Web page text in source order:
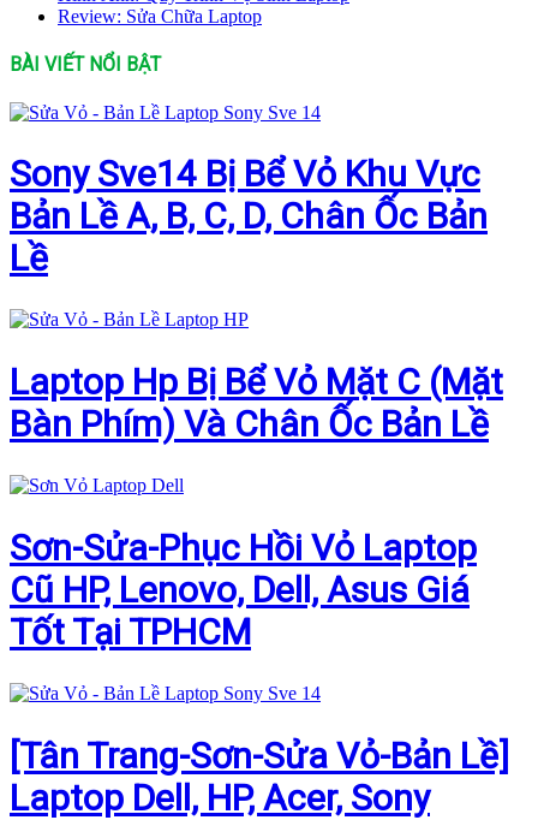
Review: Sửa Chữa Laptop
BÀI VIẾT NỔI BẬT
Sony Sve14 Bị Bể Vỏ Khu Vực
Bản Lề A, B, C, D, Chân Ốc Bản
Lề
Laptop Hp Bị Bể Vỏ Mặt C (Mặt
Bàn Phím) Và Chân Ốc Bản Lề
Sơn-Sửa-Phục Hồi Vỏ Laptop
Cũ HP, Lenovo, Dell, Asus Giá
Tốt Tại TPHCM
[Tân Trang-Sơn-Sửa Vỏ-Bản Lề]
Laptop Dell, HP, Acer, Sony